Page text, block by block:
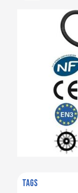
TAGS